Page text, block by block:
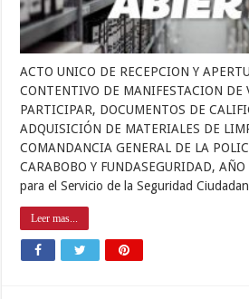
ACTO UNICO DE RECEPCION Y
CONTENTIVO DE MANIFESTACION DE
PARTICIPAR, DOCUMENTOS DE
ADQUISICIÓN DE MATERIALES DE
COMANDANCIA GENERAL DE LA
CARABOBO Y FUNDASEGURIDAD,
para el Servicio de la Seguridad
Leer mas...